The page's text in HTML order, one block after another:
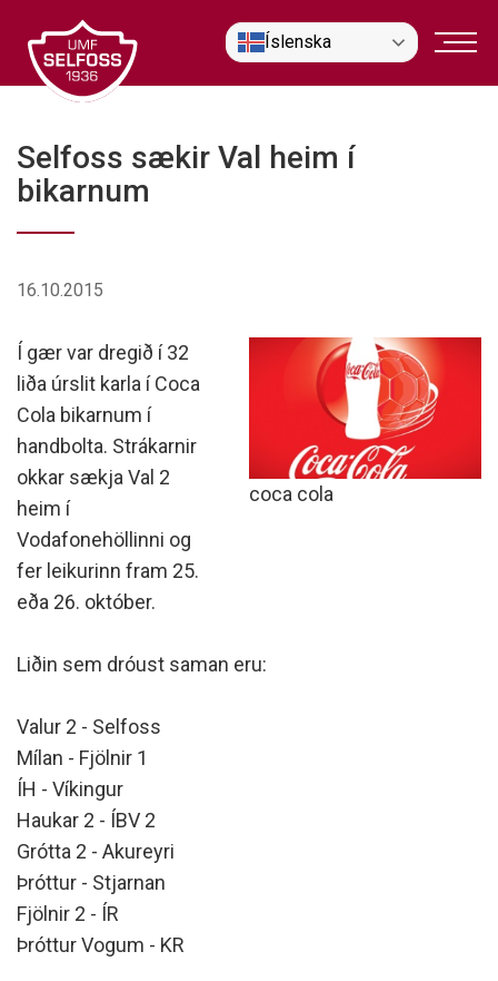
efni
Íslenska
Selfoss sækir Val heim í
bikarnum
16.10.2015
coca cola
Í gær var dregið í 32
liða úrslit karla í Coca
Cola bikarnum í
handbolta. Strákarnir
okkar sækja Val 2
heim í
Vodafonehöllinni og
fer leikurinn fram 25.
eða 26. október.
Liðin sem dróust saman eru:
Valur 2 - Selfoss
Mílan - Fjölnir 1
ÍH - Víkingur
Haukar 2 - ÍBV 2
Grótta 2 - Akureyri
Þróttur - Stjarnan
Fjölnir 2 - ÍR
Þróttur Vogum - KR